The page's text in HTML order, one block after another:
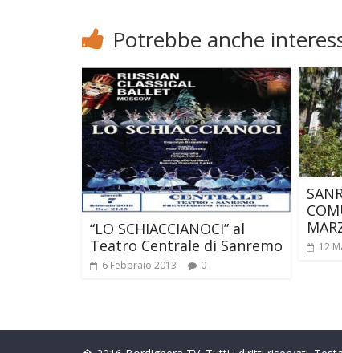
Potrebbe anche
“LO SCHIACCIANOCI” al
Teatro Centrale di Sanremo
6 Febbraio 2013 0
12